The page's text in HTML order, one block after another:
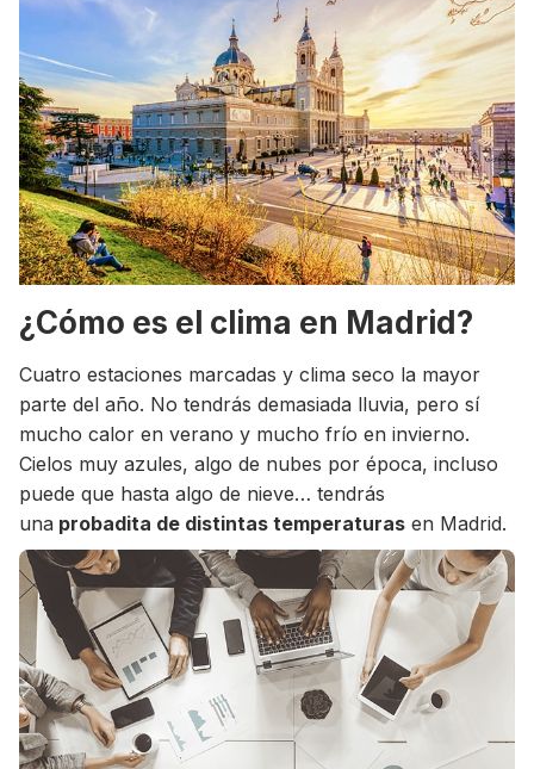
+30 Summer English for Professionals en
Melbourne
¿Cómo es el clima en Madrid?
Cuatro estaciones marcadas y clima seco la mayor
parte del año. No tendrás demasiada lluvia, pero sí
mucho calor en verano y mucho frío en invierno.
Cielos muy azules, algo de nubes por época, incluso
puede que hasta algo de nieve… tendrás
una probadita de distintas temperaturas en Madrid.